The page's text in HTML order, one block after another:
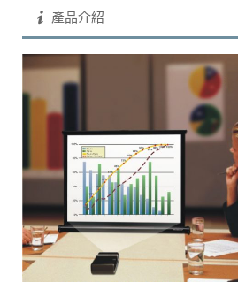
產品介紹